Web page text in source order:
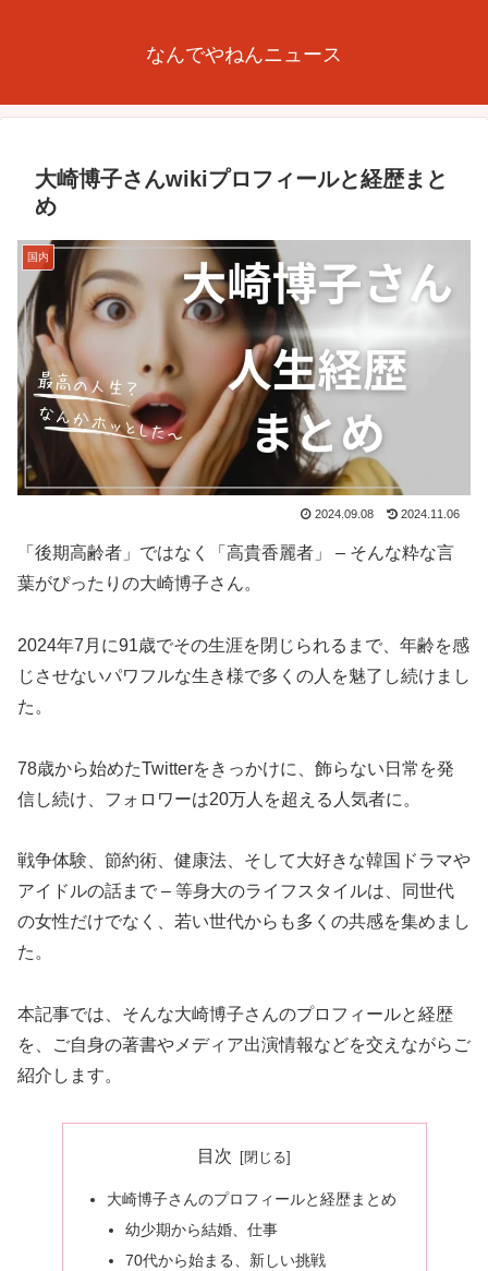
なんでやねんニュース
大崎博子さんwikiプロフィールと経歴まと
め
国内
2024.09.08 2024.11.06
「後期高齢者」ではなく「高貴香麗者」 – そんな粋な言
葉がぴったりの大崎博子さん。
2024年7月に91歳でその生涯を閉じられるまで、年齢を感
じさせないパワフルな生き様で多くの人を魅了し続けまし
た。
78歳から始めたTwitterをきっかけに、飾らない日常を発
信し続け、フォロワーは20万人を超える人気者に。
戦争体験、節約術、健康法、そして大好きな韓国ドラマや
アイドルの話まで – 等身大のライフスタイルは、同世代
の女性だけでなく、若い世代からも多くの共感を集めまし
た。
本記事では、そんな大崎博子さんのプロフィールと経歴
を、ご自身の著書やメディア出演情報などを交えながらご
紹介します。
目次
大崎博子さんのプロフィールと経歴まとめ
幼少期から結婚、仕事
70代から始まる、新しい挑戦